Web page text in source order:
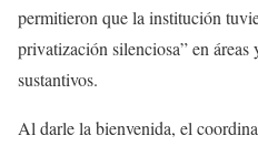
permitieron que la institución
privatización silenciosa” en áreas
sustantivos.​​
Al darle la bienvenida, el